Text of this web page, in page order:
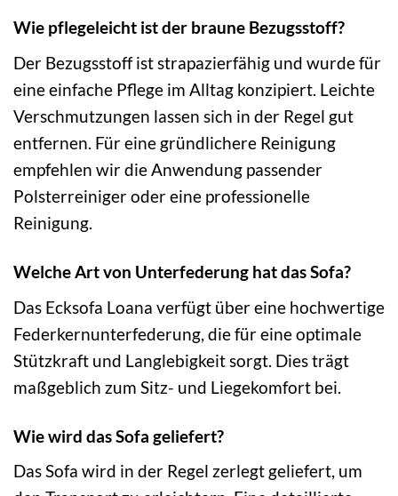
Wie pflegeleicht ist der braune Bezugsstoff?
Der Bezugsstoff ist strapazierfähig und wurde für
eine einfache Pflege im Alltag konzipiert. Leichte
Verschmutzungen lassen sich in der Regel gut
entfernen. Für eine gründlichere Reinigung
empfehlen wir die Anwendung passender
Polsterreiniger oder eine professionelle
Reinigung.
Welche Art von Unterfederung hat das Sofa?
Das Ecksofa Loana verfügt über eine hochwertige
Federkernunterfederung, die für eine optimale
Stützkraft und Langlebigkeit sorgt. Dies trägt
maßgeblich zum Sitz- und Liegekomfort bei.
Wie wird das Sofa geliefert?
Das Sofa wird in der Regel zerlegt geliefert, um